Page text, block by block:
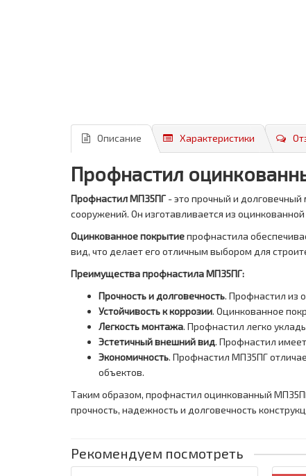
Описание Характеристики
Профнастил
Профнастил МП35ПГ - это прочный и
сооружений. Он изготавливается из
Оцинкованное покрытиепрофнастила
вид, что делает его отличным выбором для
Преимущества профнастила МП35ПГ:
Прочность и долговечность. Профнастил из
Устойчивость к коррозии. Оцинкованное
Легкость монтажа. Профнастил легко
Эстетичный внешний вид. Профнастил
Экономичность. Профнастил МП35ПГ
объектов.
Таким образом, профнастил оцинкованный
прочность, надежность и долговечность
Рекомендуем посмотреть